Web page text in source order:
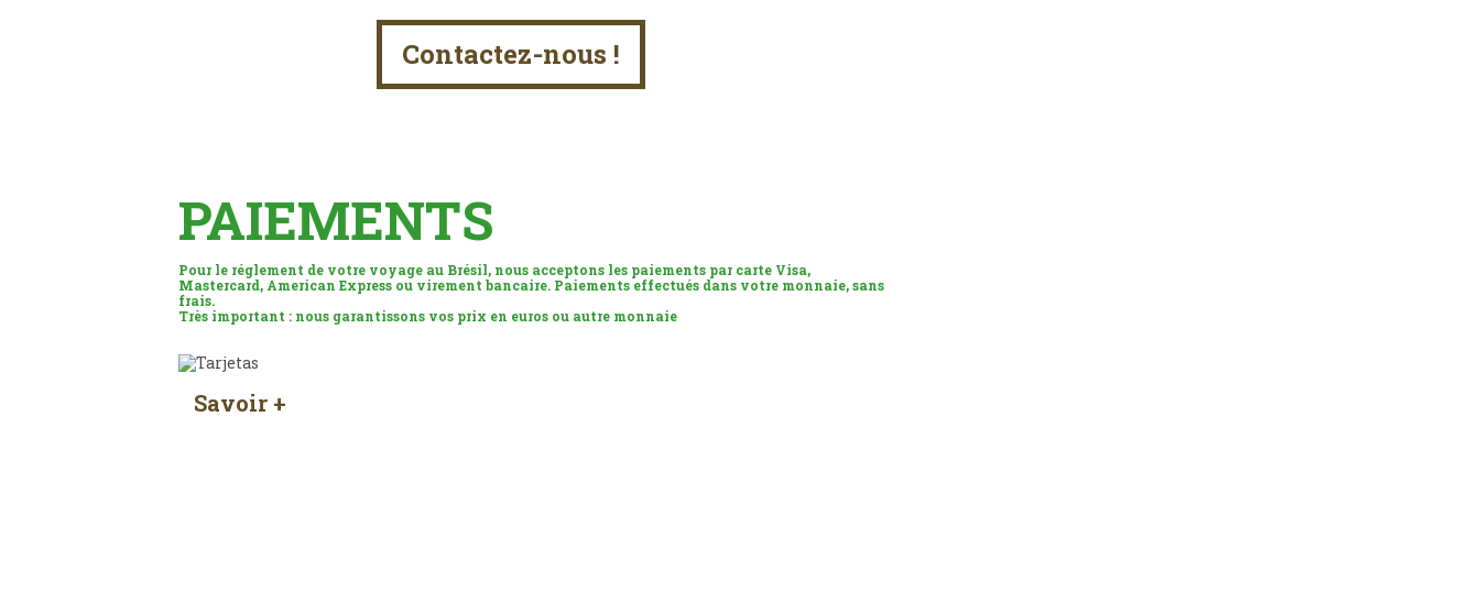
Contactez-nous !
PAIEMENTS
Pour le réglement de votre voyage au Brésil, nous acceptons les paiements par carte Visa,
Mastercard, American Express ou virement bancaire. Paiements effectués dans votre monnaie, sans
frais.
Très important : nous garantissons vos prix en euros ou autre monnaie
Savoir +